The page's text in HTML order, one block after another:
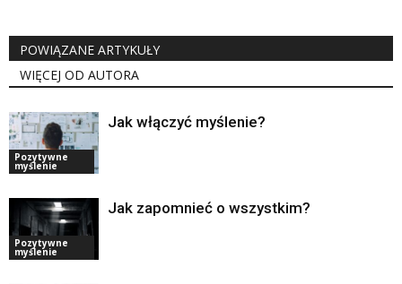
POWIĄZANE ARTYKUŁY
WIĘCEJ OD AUTORA
Pozytywne
myślenie
Jak włączyć myślenie?
Pozytywne
myślenie
Jak zapomnieć o wszystkim?